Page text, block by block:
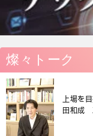
燦々トーク
上場を
田和成